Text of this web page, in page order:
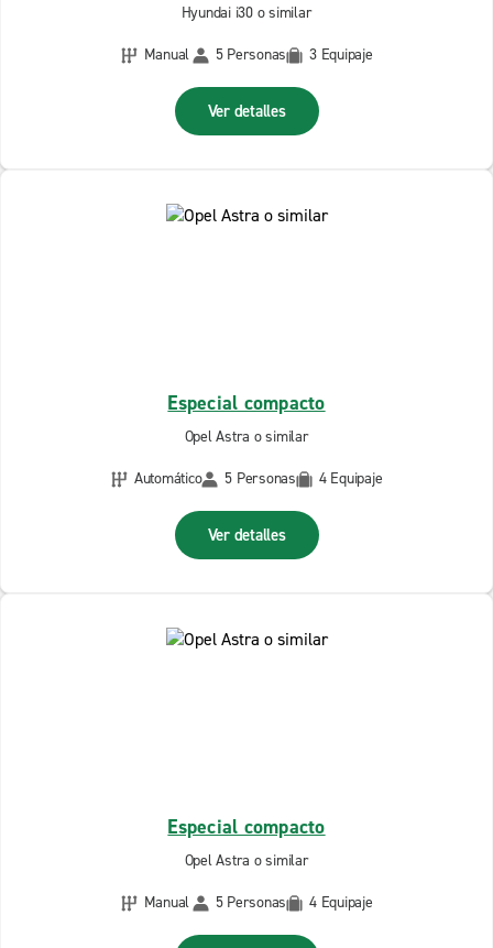
Hyundai i30 o similar
Manual
5 Personas 3 Equipaje
Ver detalles
Especial compacto
Opel Astra o similar
Automático
5 Personas 4 Equipaje
Ver detalles
Especial compacto
Opel Astra o similar
Manual
5 Personas 4 Equipaje